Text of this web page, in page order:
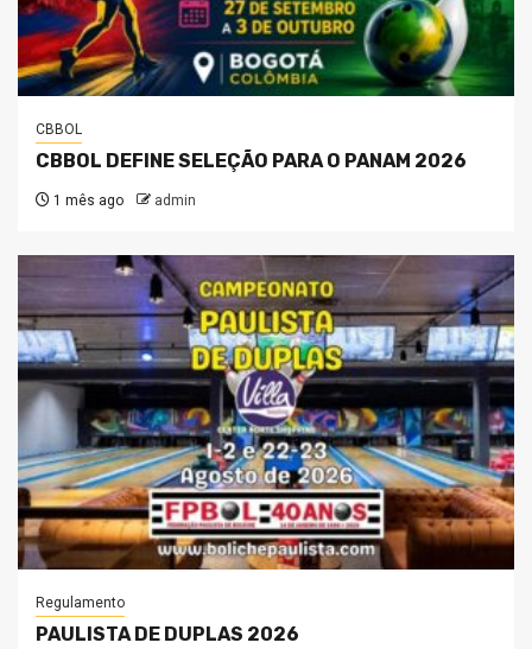
CBBOL
CBBOL DEFINE SELEÇÃO PARA O PANAM 2026
1 mês ago admin
Regulamento
PAULISTA DE DUPLAS 2026